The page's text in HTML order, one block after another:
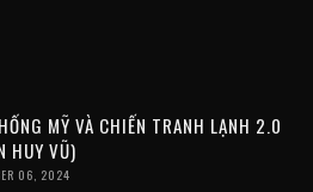
MỸ VÀ CHIẾN TRANH LẠNH 2.0
HUY VŨ)
06, 2024